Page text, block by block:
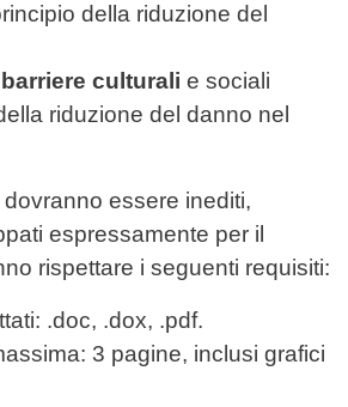
della riduzione del
culturali e sociali
riduzione del danno nel
essere inediti,
espressamente per il
rispettare i seguenti requisiti:
.doc, .dox, .pdf.
3 pagine, inclusi grafici